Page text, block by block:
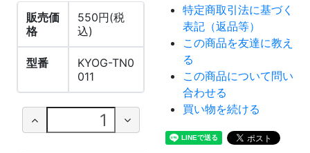
販売価
格
550円(税
込)
型番
KYOG-TN0
011
特定商取引法に基づく
表記（返品等）
この商品を友達に教え
る
この商品について問い
合わせる
買い物を続ける